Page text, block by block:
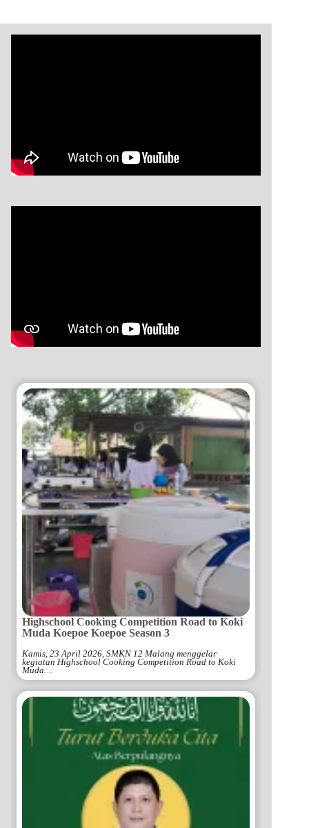
Highschool Cooking Competition Road to Koki
Muda Koepoe Koepoe Season 3
Kamis, 23 April 2026, SMKN 12 Malang menggelar
kegiatan Highschool Cooking Competition Road to Koki
Muda…